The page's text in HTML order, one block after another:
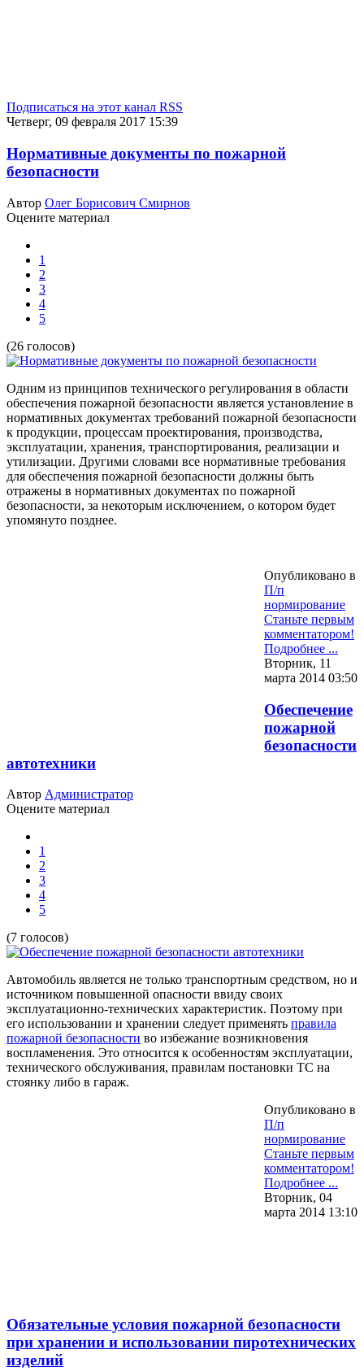
Подписаться на этот канал RSS
Четверг, 09 февраля 2017 15:39
Нормативные документы по пожарной
безопасности
Автор Олег Борисович Смирнов
Оцените материал
1
2
3
4
5
(26 голосов)
Одним из принципов технического регулирования в области
обеспечения пожарной безопасности является установление в
нормативных документах требований пожарной безопасности
к продукции, процессам проектирования, производства,
эксплуатации, хранения, транспортирования, реализации и
утилизации. Другими словами все нормативные требования
для обеспечения пожарной безопасности должны быть
отражены в нормативных документах по пожарной
безопасности, за некоторым исключением, о котором будет
упомянуто позднее.
Опубликовано в
П/п
нормирование
Станьте первым
комментатором!
Подробнее ...
Вторник, 11
марта 2014 03:50
Обеспечение
пожарной
безопасности
автотехники
Автор Администратор
Оцените материал
1
2
3
4
5
(7 голосов)
Автомобиль является не только транспортным средством, но и
источником повышенной опасности ввиду своих
эксплуатационно-технических характеристик. Поэтому при
его использовании и хранении следует применять правила
пожарной безопасности во избежание возникновения
воспламенения. Это относится к особенностям эксплуатации,
технического обслуживания, правилам постановки ТС на
стоянку либо в гараж.
Опубликовано в
П/п
нормирование
Станьте первым
комментатором!
Подробнее ...
Вторник, 04
марта 2014 13:10
Обязательные условия пожарной безопасности
при хранении и использовании пиротехнических
изделий